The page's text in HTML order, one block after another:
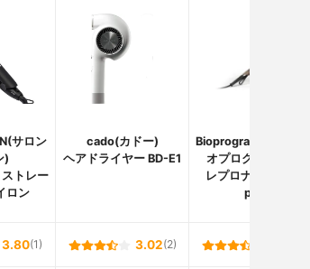
サロン
)
ストレー
ロン
cado(カドー)
ヘアドライヤー BD-E1
Bioprogramming(バイ
オプログラミング)
レプロナイザー 4D
plus
3.80(1) 3.02(2)